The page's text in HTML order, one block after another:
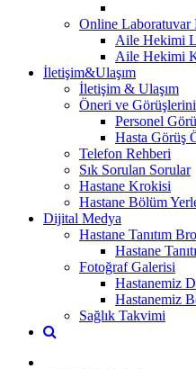
Online
Aile Hekimi
Aile Hekimi
İletişim&Ulaşım
İletişim & Ulaşım
Öneri ve
Personel
Hasta Görüş
Telefon Rehberi
Sık Sorulan Sorular
Hastane Krokisi
Hastane Bölüm
Dijital Medya
Hastane Tanıtım
Hastane
Fotoğraf Galerisi
Hastanemiz
Hastanemiz
Sağlık Takvimi